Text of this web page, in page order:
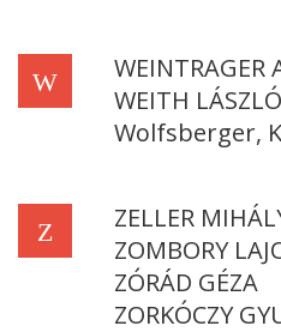
W
WEINTRAGER
WEITH LÁSZLÓ
Wolfsberger,
Z
ZELLER
ZOMBORY
ZÓRÁD GÉZA
ZORKÓCZY